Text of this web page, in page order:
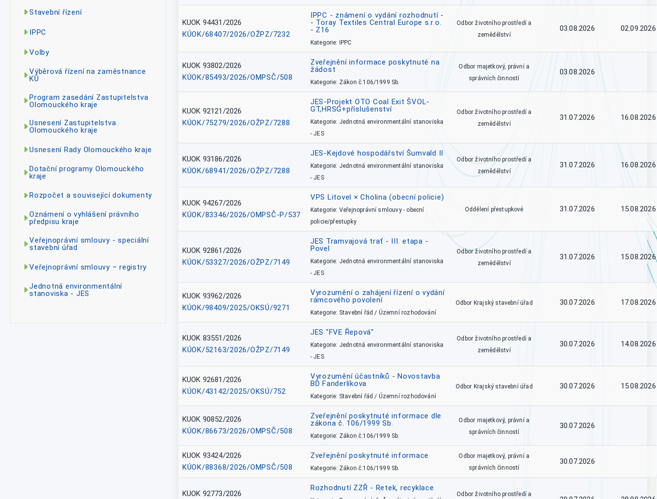
Stavební řízení
IPPC
Volby
Výběrová řízení na zaměstnance
KÚ
Program zasedání Zastupitelstva
Olomouckého kraje
Usnesení Zastupitelstva
Olomouckého kraje
Usnesení Rady Olomouckého kraje
Dotační programy Olomouckého
kraje
Rozpočet a související dokumenty
Oznámení o vyhlášení právního
předpisu kraje
Veřejnoprávní smlouvy - speciální
stavební úřad
Veřejnoprávní smlouvy – registry
Jednotná environmentální
stanoviska - JES
KUOK 94431/2026
KÚOK/68407/2026/OŽPZ/7232
IPPC - známení o vydání rozhodnutí -
- Toray Textiles Central Europe s.r.o.
- Z16
Kategorie: IPPC
Odbor životního prostředí a
zemědělství
03.08.2026 02.09.2026
KUOK 93802/2026
KÚOK/85493/2026/OMPSČ/508
Zveřejnění informace poskytnuté na
žádost
Kategorie: Zákon č.106/1999 Sb.
Odbor majetkový, právní a
správních činností
03.08.2026
KUOK 92121/2026
KÚOK/75279/2026/OŽPZ/7288
JES-Projekt OTO Coal Exit ŠVOL-
GT,HRSG+příslušenství
Kategorie: Jednotná environmentální stanoviska
- JES
Odbor životního prostředí a
zemědělství
31.07.2026 16.08.2026
KUOK 93186/2026
KÚOK/68941/2026/OŽPZ/7288
JES-Kejdové hospodářství Šumvald II
Kategorie: Jednotná environmentální stanoviska
- JES
Odbor životního prostředí a
zemědělství
31.07.2026 16.08.2026
KUOK 94267/2026
KÚOK/83346/2026/OMPSČ-P/537
VPS Litovel × Cholina (obecní policie)
Kategorie: Veřejnoprávní smlouvy - obecní
policie/přestupky
Oddělení přestupkové 31.07.2026 15.08.2026
KUOK 92861/2026
KÚOK/53327/2026/OŽPZ/7149
JES Tramvajová trať - III. etapa -
Povel
Kategorie: Jednotná environmentální stanoviska
- JES
Odbor životního prostředí a
zemědělství
31.07.2026 15.08.2026
KUOK 93962/2026
KÚOK/98409/2025/OKSÚ/9271
Vyrozumění o zahájení řízení o vydání
rámcového povolení
Kategorie: Stavební řád / Územní rozhodování
Odbor Krajský stavební úřad 30.07.2026 17.08.2026
KUOK 83551/2026
KÚOK/52163/2026/OŽPZ/7149
JES "FVE Řepová"
Kategorie: Jednotná environmentální stanoviska
- JES
Odbor životního prostředí a
zemědělství
30.07.2026 14.08.2026
KUOK 92681/2026
KÚOK/43142/2025/OKSÚ/752
Vyrozumění účastníků - Novostavba
BD Fanderlíkova
Kategorie: Stavební řád / Územní rozhodování
Odbor Krajský stavební úřad 30.07.2026 15.08.2026
KUOK 90852/2026
KÚOK/86673/2026/OMPSČ/508
Zveřejnění poskytnuté informace dle
zákona č. 106/1999 Sb.
Kategorie: Zákon č.106/1999 Sb.
Odbor majetkový, právní a
správních činností
30.07.2026
KUOK 93424/2026
KÚOK/88368/2026/OMPSČ/508
Zveřejnění poskytnuté informace
Kategorie: Zákon č.106/1999 Sb.
Odbor majetkový, právní a
správních činností
30.07.2026
KUOK 92773/2026
Rozhodnutí ZZŘ - Retek, recyklace
Odbor životního prostředí a